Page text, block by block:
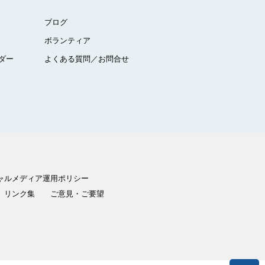
ー
ブログ
ボランティア
よくある質問／お問合せ
ルメディア運用ポリシー
リンク集
ご意見・ご要望